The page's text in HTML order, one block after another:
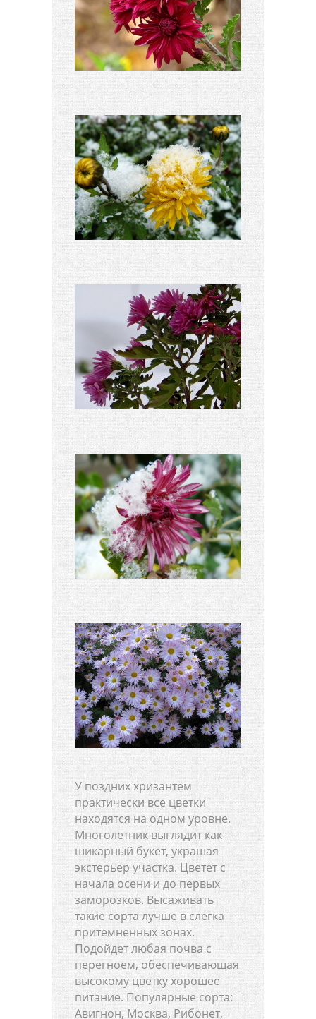
У поздних хризантем
практически все цветки
находятся на одном уровне.
Многолетник выглядит как
шикарный букет, украшая
экстерьер участка. Цветет с
начала осени и до первых
заморозков. Высаживать
такие сорта лучше в слегка
притемненных зонах.
Подойдет любая почва с
перегноем, обеспечивающая
высокому цветку хорошее
питание. Популярные сорта:
Авигнон, Москва, Рибонет,